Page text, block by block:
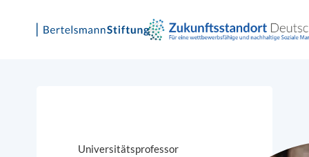
Universitätsprofessor